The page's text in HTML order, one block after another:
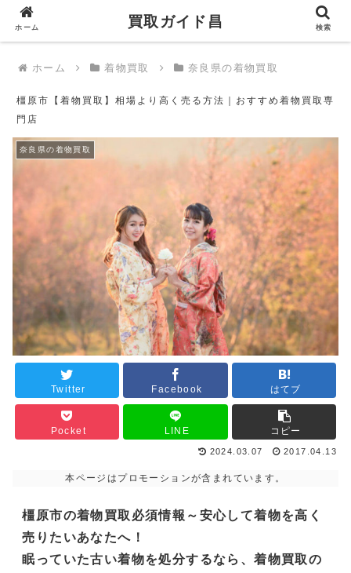
買取ガイド昌
ホーム 着物買取 奈良県の着物買取
橿原市【着物買取】相場より高く売る方法｜おすすめ着物買取専
門店
奈良県の着物買取
Twitter Facebook はてブ
Pocket LINE コピー
2024.03.07 2017.04.13
本ページはプロモーションが含まれています。
橿原市の着物買取必須情報～安心して着物を高く
売りたいあなたへ！
眠っていた古い着物を処分するなら、着物買取の
ホーム 買取ガイド昌 検索